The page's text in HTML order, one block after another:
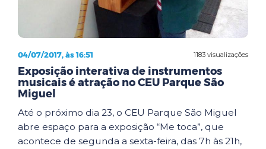
1183 visualizações
04/07/2017, às 16:51
Exposição interativa de instrumentos
musicais é atração no CEU Parque São
Miguel
Até o próximo dia 23, o CEU Parque São Miguel
abre espaço para a exposição “Me toca”, que
acontece de segunda a sexta-feira, das 7h às 21h,